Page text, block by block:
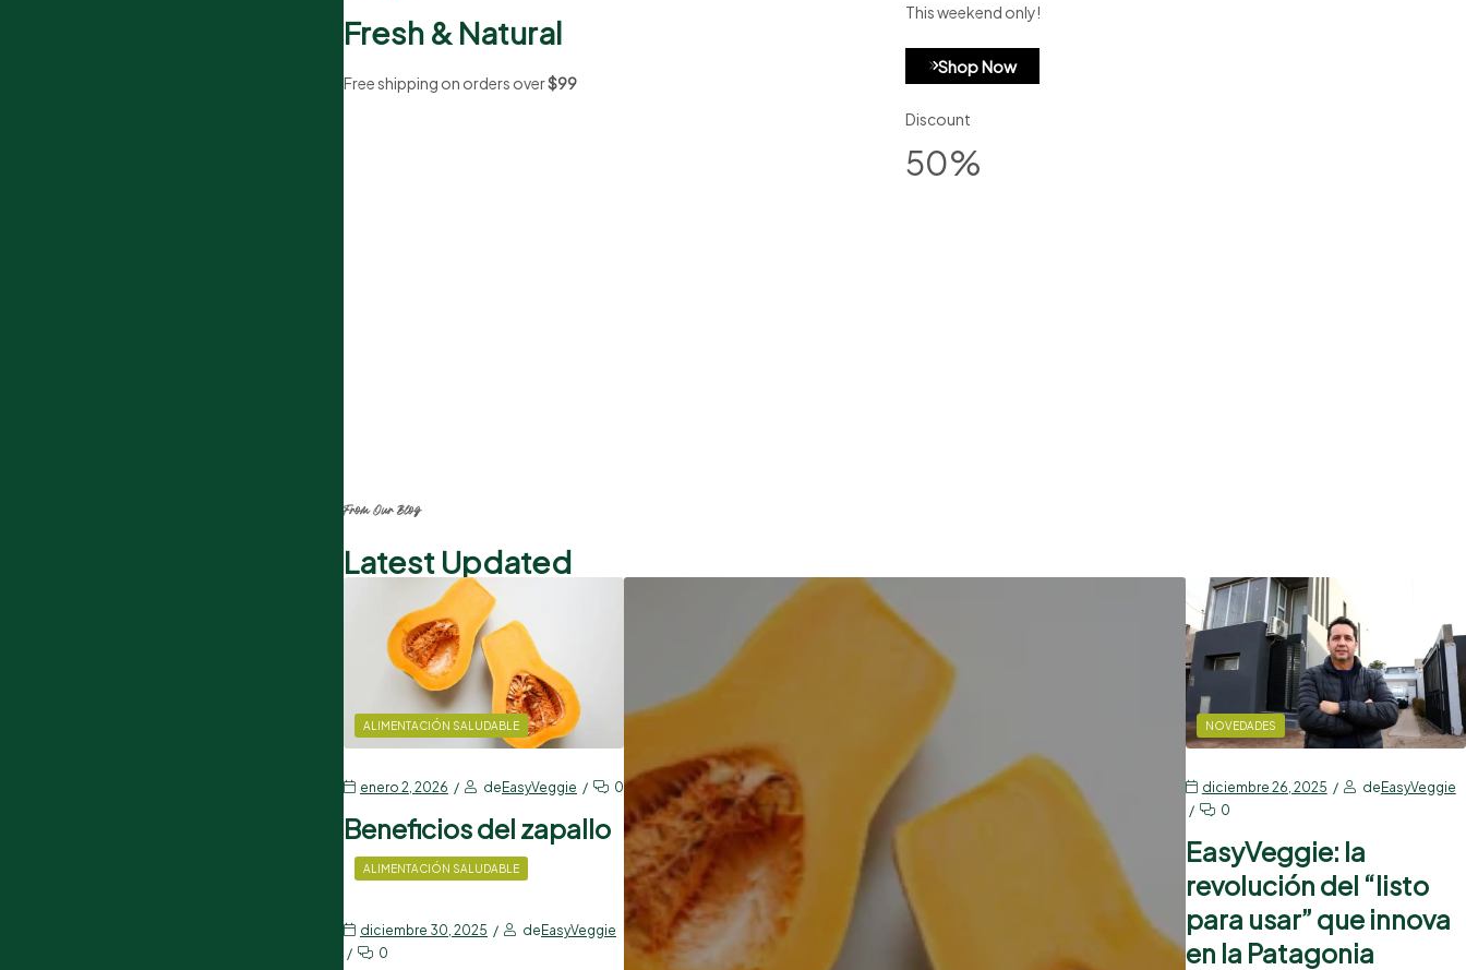
Fresh & Natural
Free shipping on orders over$99
This weekend only!
Shop Now
Discount
50%
From Our Blog
Latest Updated
ALIMENTACIÓN SALUDABLE
enero 2, 2026 de EasyVeggie 0
Beneficios del zapallo
ALIMENTACIÓN SALUDABLE
diciembre 30, 2025 de EasyVeggie
0
NOVEDADES
diciembre 26, 2025 de EasyVeggie
0
EasyVeggie: la
revolución del “listo
para usar” que innova
en la Patagonia